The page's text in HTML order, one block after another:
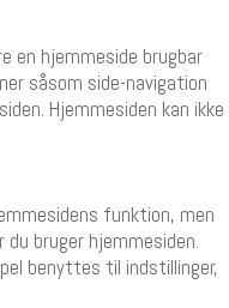
en hjemmeside brugbar
såsom side-navigation
Hjemmesiden kan ikke
funktion, men
bruger hjemmesiden.
benyttes til indstillinger,